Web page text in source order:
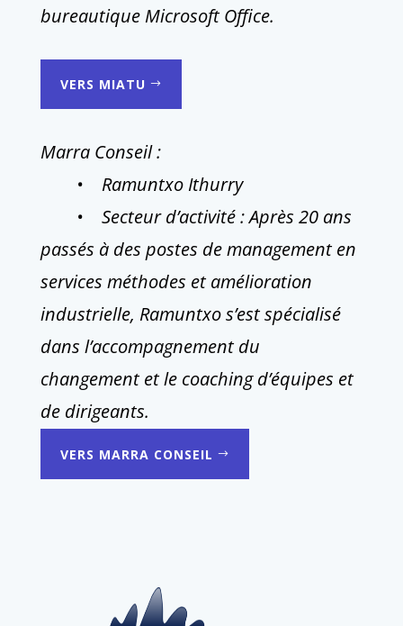
bureautique Microsoft Office.
VERS MIATU
Marra Conseil :
• Ramuntxo Ithurry
• Secteur d’activité : Après 20 ans
passés à des postes de management en
services méthodes et amélioration
industrielle, Ramuntxo s’est spécialisé
dans l’accompagnement du
changement et le coaching d’équipes et
de dirigeants.
VERS MARRA CONSEIL